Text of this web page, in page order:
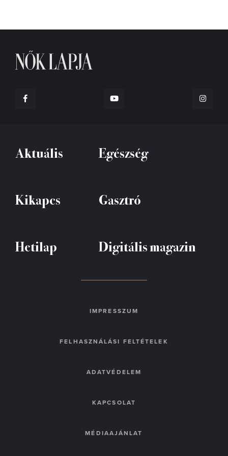
Aktuális Egészség
Kikapcs Gasztró
Hetilap Digitális magazin
IMPRESSZUM
FELHASZNÁLÁSI FELTÉTELEK
ADATVÉDELEM
KAPCSOLAT
MÉDIAAJÁNLAT